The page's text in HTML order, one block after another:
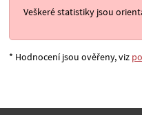
Veškeré statistiky jsou
* Hodnocení jsou ověřeny, viz